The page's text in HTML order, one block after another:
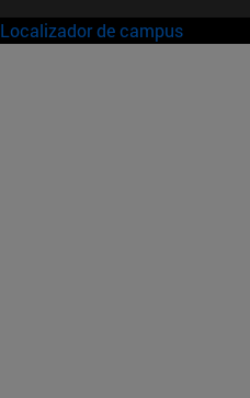
Localizador de campus